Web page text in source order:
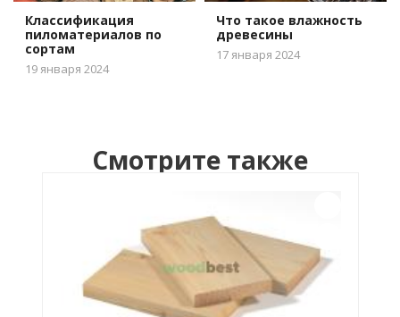
Классификация
пиломатериалов по
сортам
19 января 2024
Что такое влажность
древесины
17 января 2024
Смотрите также